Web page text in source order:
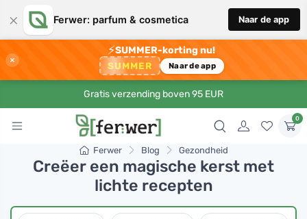
× Ferwer: parfum & cosmetica Naar de app
×
⚡SUMMER-korting nu!
SUMMER Naar de app
Gratis verzending boven 95 EUR
0
Ferwer Blog Gezondheid
Creëer een magische kerst met
lichte recepten